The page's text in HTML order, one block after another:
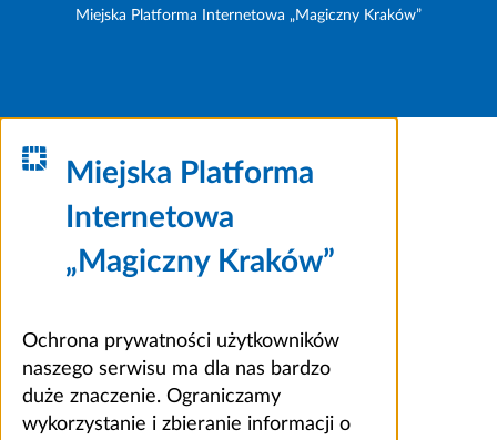
Miejska Platforma Internetowa „Magiczny Kraków”
Miejska Platforma
Internetowa
„Magiczny Kraków”
Ochrona prywatności użytkowników
naszego serwisu ma dla nas bardzo
duże znaczenie. Ograniczamy
wykorzystanie i zbieranie informacji o